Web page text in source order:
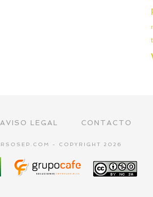
AVISO LEGAL CONTACTO
- COPYRIGHT 2026